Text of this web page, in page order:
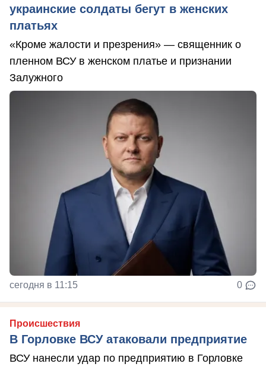
украинские солдаты бегут в женских
платьях
«Кроме жалости и презрения» — священник о
пленном ВСУ в женском платье и признании
Залужного
сегодня в 11:15 0
Происшествия
В Горловке ВСУ атаковали предприятие
ВСУ нанесли удар по предприятию в Горловке